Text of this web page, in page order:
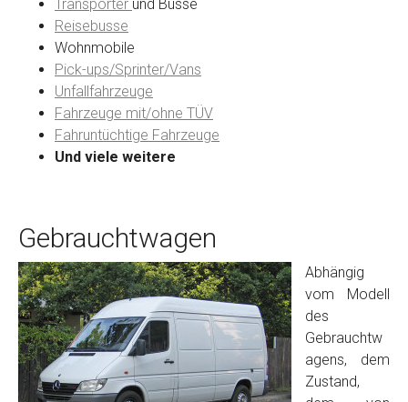
Preisvorstellung
Name*
Email
PLZ und Ort
Foto Nr. 1
Transporter und Busse
Reisebusse
Wohnmobile
Pick-ups/Sprinter/Vans
Unfallfahrzeuge
Fahrzeuge mit/ohne TÜV
Fahruntüchtige Fahrzeuge
Und viele weitere
Gebrauchtwagen
Abhängig
vom Modell
des
Gebrauchtw
agens, dem
Zustand,